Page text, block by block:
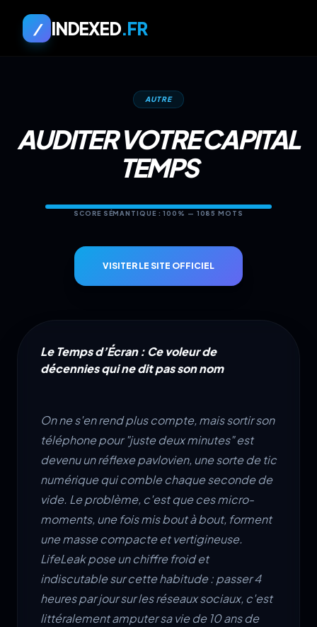
/ INDEXED.FR
AUTRE
AUDITER VOTRE CAPITAL
TEMPS
SCORE SÉMANTIQUE : 100% — 1085 MOTS
VISITER LE SITE OFFICIEL
Le Temps d’Écran : Ce voleur de
décennies qui ne dit pas son nom
On ne s'en rend plus compte, mais sortir son
téléphone pour "juste deux minutes" est
devenu un réflexe pavlovien, une sorte de tic
numérique qui comble chaque seconde de
vide. Le problème, c'est que ces micro-
moments, une fois mis bout à bout, forment
une masse compacte et vertigineuse.
LifeLeak pose un chiffre froid et
indiscutable sur cette habitude : passer 4
heures par jour sur les réseaux sociaux, c'est
littéralement amputer sa vie de 10 ans de